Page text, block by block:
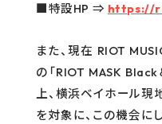
■特設HP ⇒ https://
また、現在 RIOT
の「RIOT MASK
上、横浜ベイホール現
を対象に、この機会に